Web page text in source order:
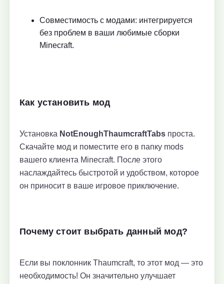
Совместимость с модами: интегрируется
без проблем в ваши любимые сборки
Minecraft.
Как установить мод
Установка NotEnoughThaumcraftTabs проста.
Скачайте мод и поместите его в папку mods
вашего клиента Minecraft. После этого
наслаждайтесь быстротой и удобством, которое
он приносит в ваше игровое приключение.
Почему стоит выбрать данный мод?
Если вы поклонник Thaumcraft, то этот мод — это
необходимость! Он значительно улучшает